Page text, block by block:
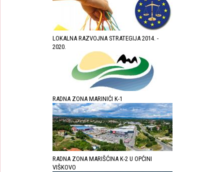
LOKALNA RAZVOJNA STRATEGIJA 2014. -
2020.
RADNA ZONA MARINIĆI K-1
RADNA ZONA MARIŠĆINA K-2 U OPĆINI
VIŠKOVO